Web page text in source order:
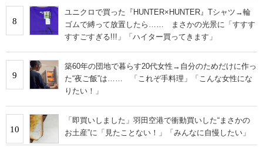
8
ユニクロで買った『HUNTER×HUNTER』Tシャツ→輪
ゴムで縛って放置したら…… まさかの光景に「すすす
すすごすぎる!!!」「ハイター買ってきます」
9
築60年の団地で暮らす20代女性→自分のためだけに作っ
た“夜ご飯”は…… 「これぞ手料理」「こんな女性にな
りたい！」
10
「即買いしました」羽田空港で衝動買いした“まさかの
お土産”に「見たことない！」「みんなに自慢したい」